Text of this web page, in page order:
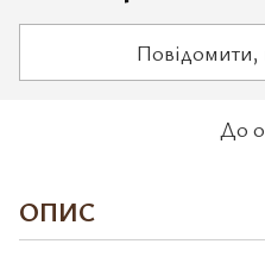
Повідомити,
До
ОПИС